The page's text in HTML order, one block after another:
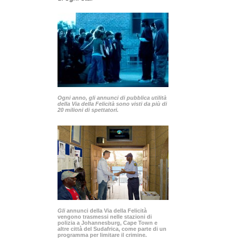
Ogni anno, gli annunci di pubblica utilità
della Via della Felicità sono visti da più di
20 milioni di spettatori.
Gli annunci della Via della Felicità
vengono trasmessi nelle stazioni di
polizia a Johannesburg, Cape Town e
altre città del Sudafrica, come parte di un
programma per limitare il crimine.